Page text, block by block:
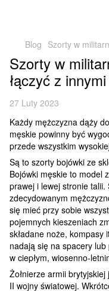
Blog Szorty w
Szorty w
łączyć z
27 Luty 2023
Każdy mężczyzna dąży
męskie powinny być
przede wszystkim
Są to szorty bojówki ze
Bojówki męskie to model
prawej i lewej stronie
zdecydowanym
się mieć przy sobie
pojemnych kieszeniach
składane noże, kompasy
nadają się na spacery
w ciepłym, wiosenno-
Żołnierze armii
II wojny światowej.